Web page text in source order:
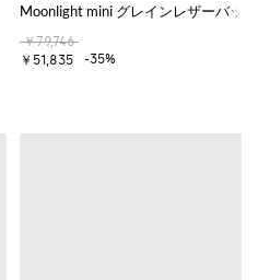
Moonlight mini グレインレザーバッグ
￥79,746
￥51,835
-35%